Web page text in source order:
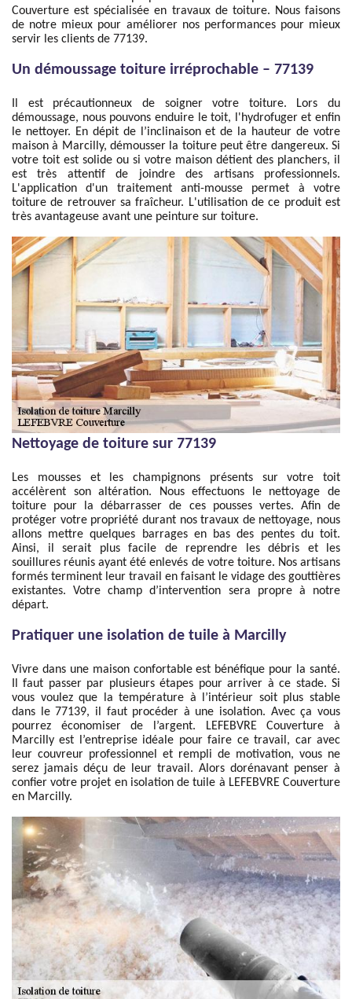
Couverture est spécialisée en travaux de toiture. Nous faisons
de notre mieux pour améliorer nos performances pour mieux
servir les clients de 77139.
Un démoussage toiture irréprochable – 77139
Il est précautionneux de soigner votre toiture. Lors du
démoussage, nous pouvons enduire le toit, l'hydrofuger et enfin
le nettoyer. En dépit de l’inclinaison et de la hauteur de votre
maison à Marcilly, démousser la toiture peut être dangereux. Si
votre toit est solide ou si votre maison détient des planchers, il
est très attentif de joindre des artisans professionnels.
L'application d'un traitement anti-mousse permet à votre
toiture de retrouver sa fraîcheur. L'utilisation de ce produit est
très avantageuse avant une peinture sur toiture.
Nettoyage de toiture sur 77139
Les mousses et les champignons présents sur votre toit
accélèrent son altération. Nous effectuons le nettoyage de
toiture pour la débarrasser de ces pousses vertes. Afin de
protéger votre propriété durant nos travaux de nettoyage, nous
allons mettre quelques barrages en bas des pentes du toit.
Ainsi, il serait plus facile de reprendre les débris et les
souillures réunis ayant été enlevés de votre toiture. Nos artisans
formés terminent leur travail en faisant le vidage des gouttières
existantes. Votre champ d’intervention sera propre à notre
départ.
Pratiquer une isolation de tuile à Marcilly
Vivre dans une maison confortable est bénéfique pour la santé.
Il faut passer par plusieurs étapes pour arriver à ce stade. Si
vous voulez que la température à l’intérieur soit plus stable
dans le 77139, il faut procéder à une isolation. Avec ça vous
pourrez économiser de l’argent. LEFEBVRE Couverture à
Marcilly est l’entreprise idéale pour faire ce travail, car avec
leur couvreur professionnel et rempli de motivation, vous ne
serez jamais déçu de leur travail. Alors dorénavant penser à
confier votre projet en isolation de tuile à LEFEBVRE Couverture
en Marcilly.